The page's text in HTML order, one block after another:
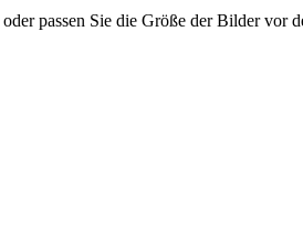
passen Sie die Größe der Bilder vor